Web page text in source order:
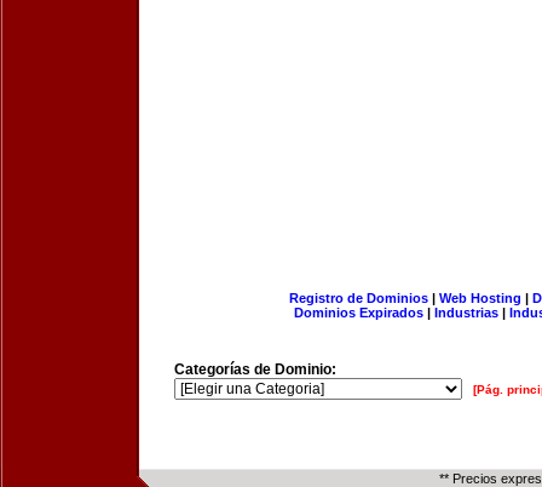
Registro de Dominios| Web Hosting |
Dominios Expirados | Industrias |
Categorías de Dominio:
[Pág.
** Precios